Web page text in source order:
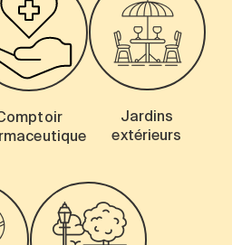
Jardins
extérieurs